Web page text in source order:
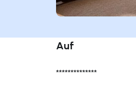
Auf
**************